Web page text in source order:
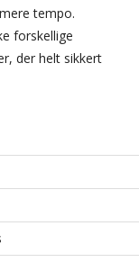
tempo.
forskellige
der helt sikkert